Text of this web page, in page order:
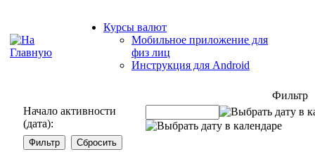
Курсы валют
Мобильное приложение для
физ лиц
Инструкция для Android
Фильтр
Начало активности
(дата):